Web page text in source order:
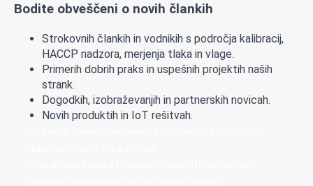
Bodite obveščeni o novih člankih
Strokovnih člankih in vodnikih s področja kalibracij,
HACCP nadzora, merjenja tlaka in vlage.
Primerih dobrih praks in uspešnih projektih naših
strank.
Dogodkih, izobraževanjih in partnerskih novicah.
Novih produktih in IoT rešitvah.